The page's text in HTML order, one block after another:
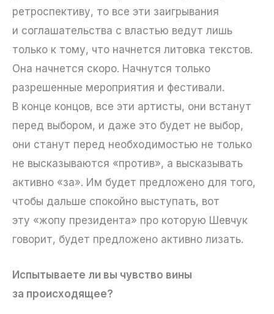
ретроспективу, то все эти заигрывания
и соглашательства с властью ведут лишь
только к тому, что начнется литовка текстов.
Она начнется скоро. Начнутся только
разрешенные мероприятия и фестивали.
В конце концов, все эти артисты, они встанут
перед выбором, и даже это будет не выбор,
они станут перед необходимостью не только
не высказываются «против», а высказывать
активно «за». Им будет предложено для того,
чтобы дальше спокойно выступать, вот
эту «жопу президента» про которую Шевчук
говорит, будет предложено активно лизать.
Испытываете ли вы чувство вины
за происходящее?